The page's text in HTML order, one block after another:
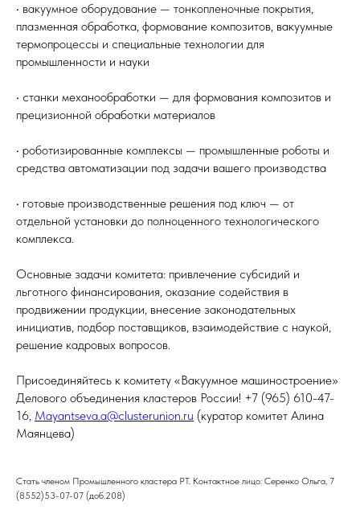
• вакуумное оборудование — тонкопленочные покрытия,
плазменная обработка, формование композитов, вакуумные
термопроцессы и специальные технологии для
промышленности и науки
• станки механообработки — для формования композитов и
прецизионной обработки материалов
• роботизированные комплексы — промышленные роботы и
средства автоматизации под задачи вашего производства
• готовые производственные решения под ключ — от
отдельной установки до полноценного технологического
комплекса.
Основные задачи комитета: привлечение субсидий и
льготного финансирования, оказание содействия в
продвижении продукции, внесение законодательных
инициатив, подбор поставщиков, взаимодействие с наукой,
решение кадровых вопросов.
Присоединяйтесь к комитету «Вакуумное машиностроение»
Делового объединения кластеров России! +7 (965) 610-47-
16, Mayantseva.a@clusterunion.ru (куратор комитет Алина
Маянцева)
Стать членом Промышленного кластера РТ. Контактное лицо: Серенко Ольга, 7
(8552)53-07-07 (доб.208)